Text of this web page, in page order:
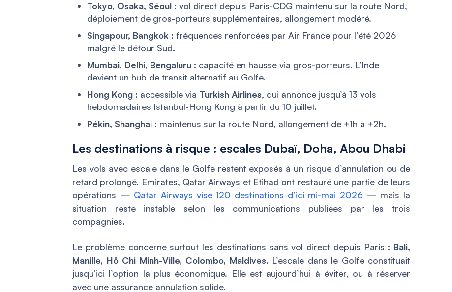
Tokyo, Osaka, Séoul : vol direct depuis Paris-CDG maintenu sur la route Nord,
déploiement de gros-porteurs supplémentaires, allongement modéré.
Singapour, Bangkok : fréquences renforcées par Air France pour l’été 2026
malgré le détour Sud.
Mumbai, Delhi, Bengaluru : capacité en hausse via gros-porteurs. L’Inde
devient un hub de transit alternatif au Golfe.
Hong Kong : accessible via Turkish Airlines, qui annonce jusqu’à 13 vols
hebdomadaires Istanbul-Hong Kong à partir du 10 juillet.
Pékin, Shanghai : maintenus sur la route Nord, allongement de +1h à +2h.
Les destinations à risque : escales Dubaï, Doha, Abou Dhabi
Les vols avec escale dans le Golfe restent exposés à un risque d’annulation ou de
retard prolongé. Emirates, Qatar Airways et Etihad ont restauré une partie de leurs
opérations — Qatar Airways vise 120 destinations d’ici mi-mai 2026 — mais la
situation reste instable selon les communications publiées par les trois
compagnies.
Le problème concerne surtout les destinations sans vol direct depuis Paris : Bali,
Manille, Hô Chi Minh-Ville, Colombo, Maldives. L’escale dans le Golfe constituait
jusqu’ici l’option la plus économique. Elle est aujourd’hui à éviter, ou à réserver
avec une assurance annulation solide.